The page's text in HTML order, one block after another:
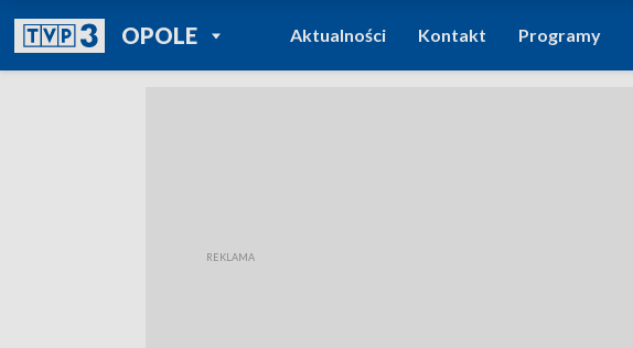
OPOLEPOWRÓT DO
TVP REGIONY
Aktualności Kontakt Programy